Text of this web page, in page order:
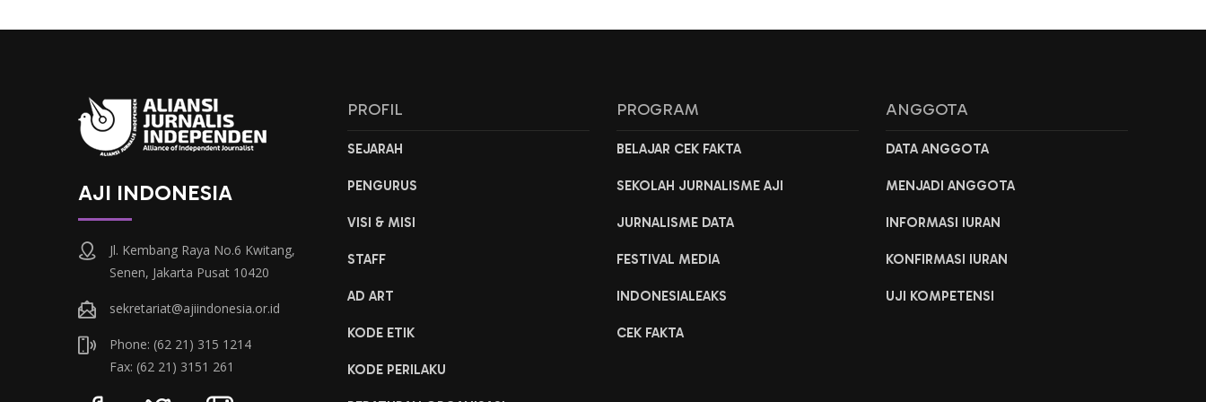
AJI INDONESIA
Jl. Kembang Raya No.6 Kwitang,
Senen, Jakarta Pusat 10420
sekretariat@ajiindonesia.or.id
Phone: (62 21) 315 1214
Fax: (62 21) 3151 261
PROFIL
SEJARAH
PENGURUS
VISI & MISI
STAFF
AD ART
KODE ETIK
KODE PERILAKU
PROGRAM
BELAJAR CEK FAKTA
SEKOLAH JURNALISME AJI
JURNALISME DATA
FESTIVAL MEDIA
INDONESIALEAKS
CEK FAKTA
ANGGOTA
DATA ANGGOTA
MENJADI ANGGOTA
INFORMASI IURAN
KONFIRMASI IURAN
UJI KOMPETENSI